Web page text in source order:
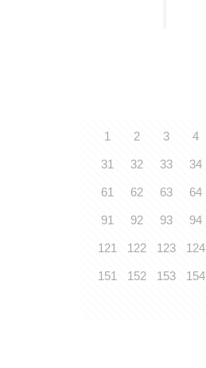
1 2 3 4
31 32 33 34
61 62 63 64
91 92 93 94
121 122 123 124
151 152 153 154